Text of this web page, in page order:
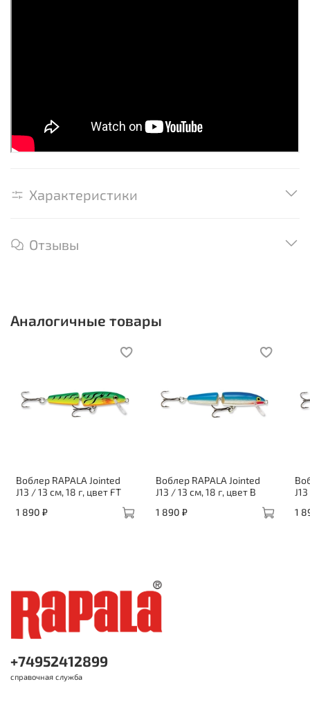
Характеристики
Отзывы
Аналогичные товары
Воблер RAPALA Jointed
J13 / 13 см, 18 г, цвет FT
1 890 ₽
Воблер RAPALA Jointed
J13 / 13 см, 18 г, цвет B
1 890 ₽
1
+74952412899
справочная служба